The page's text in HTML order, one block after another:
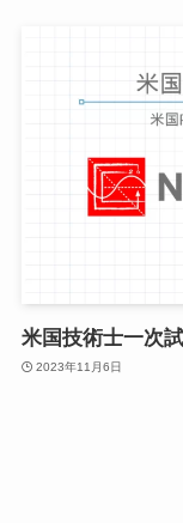
米国技術士一次
2023年11月6日